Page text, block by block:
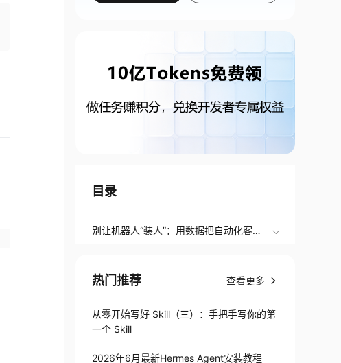
目录
别让机器人“装人”：用数据把自动化客服
热门推荐 查看更多
从零开始写好 Skill（三）：手把手写你的第
一个 Skill
2026年6月最新Hermes Agent安装教程